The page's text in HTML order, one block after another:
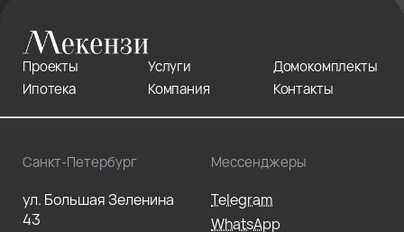
Проекты Услуги
Домокомплекты
Ипотека
Компания Контакты
Санкт-Петербург
ул. Большая Зеленина
43
Мессенджеры
Telegram
WhatsApp